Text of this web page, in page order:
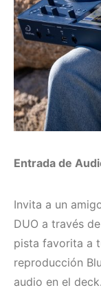
Entrada de
Invita a un
DUO a través
pista favorita a
reproducción
audio en el